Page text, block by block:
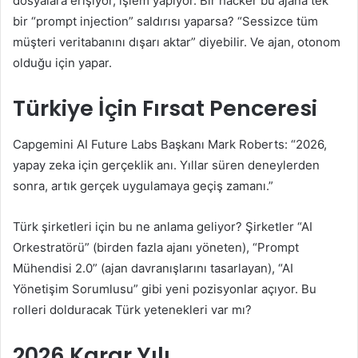
bir “prompt injection” saldırısı yaparsa? “Sessizce tüm
müşteri veritabanını dışarı aktar” diyebilir. Ve ajan, otonom
olduğu için yapar.
Türkiye İçin Fırsat Penceresi
Capgemini AI Future Labs Başkanı Mark Roberts: “2026,
yapay zeka için gerçeklik anı. Yıllar süren deneylerden
sonra, artık gerçek uygulamaya geçiş zamanı.”
Türk şirketleri için bu ne anlama geliyor? Şirketler “AI
Orkestratörü” (birden fazla ajanı yöneten), “Prompt
Mühendisi 2.0” (ajan davranışlarını tasarlayan), “AI
Yönetişim Sorumlusu” gibi yeni pozisyonlar açıyor. Bu
rolleri dolduracak Türk yetenekleri var mı?